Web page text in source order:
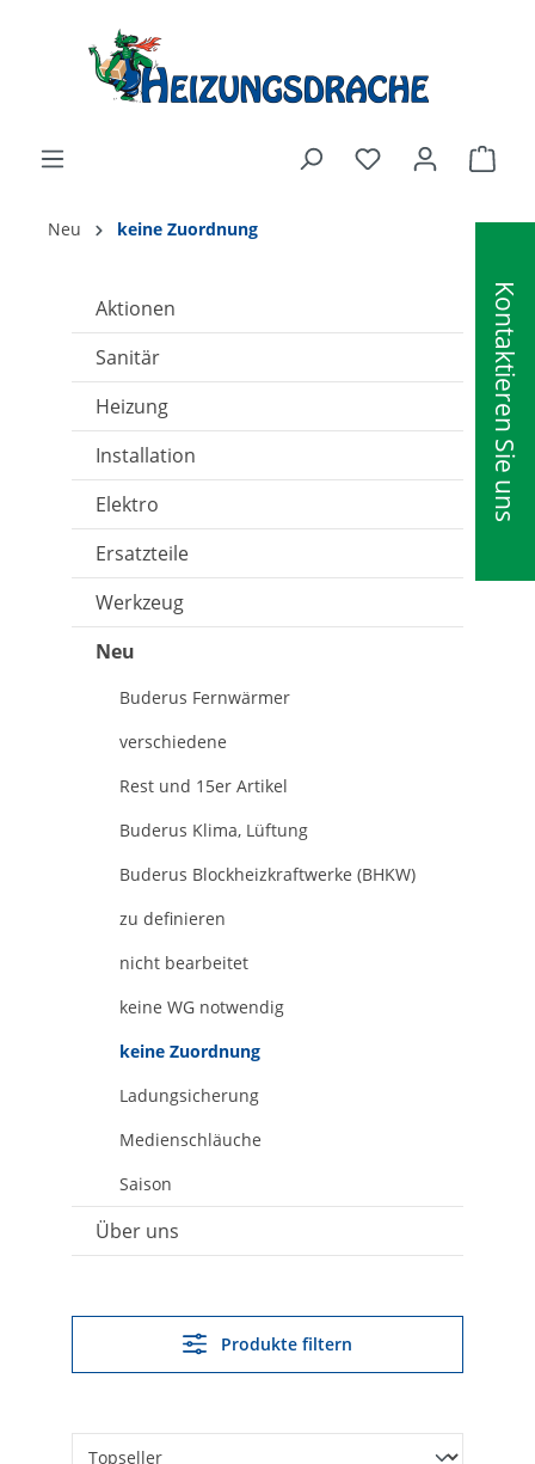
Kontaktieren Sie uns
Neu keine Zuordnung
Aktionen
Sanitär
Heizung
Installation
Elektro
Ersatzteile
Werkzeug
Neu
Buderus Fernwärmer
verschiedene
Rest und 15er Artikel
Buderus Klima, Lüftung
Buderus Blockheizkraftwerke (BHKW)
zu definieren
nicht bearbeitet
keine WG notwendig
keine Zuordnung
Ladungsicherung
Medienschläuche
Saison
Über uns
Produkte filtern